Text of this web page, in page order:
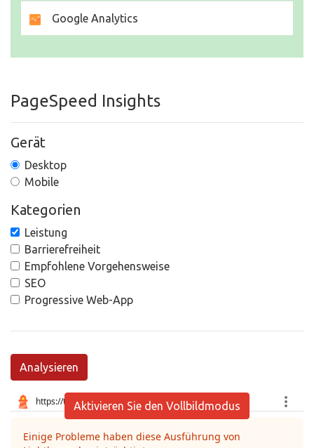
Google Analytics
PageSpeed Insights
Gerät
Desktop
Mobile
Kategorien
Leistung
Barrierefreiheit
Empfohlene Vorgehensweise
SEO
Progressive Web-App
Analysieren
Aktivieren Sie den Vollbildmodus